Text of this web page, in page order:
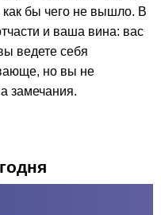
как бы чего не вышло. В
и ваша вина: вас
ведете себя
но вы не
замечания.